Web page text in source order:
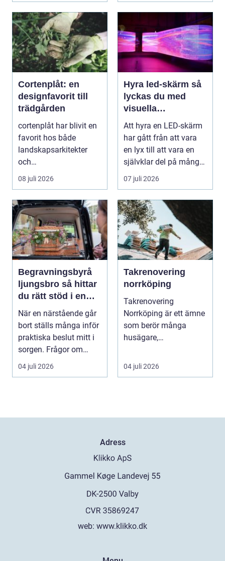
Cortenplåt: en
designfavorit till
trädgården
cortenplåt har blivit en
favorit hos både
landskapsarkitekter
och
trädgårdsentusiaster.
08 juli 2026
Hyra led-skärm så
lyckas du med
visuella
upplevelser på
event
Att hyra en LED-skärm
har gått från att vara
en lyx till att vara en
självklar del på många
event, m...
07 juli 2026
Begravningsbyrå
ljungsbro så hittar
du rätt stöd i en
svår tid
När en närstående går
bort ställs många inför
praktiska beslut mitt i
sorgen. Frågor om
ceremoni, ju...
04 juli 2026
Takrenovering
norrköping
Takrenovering
Norrköping är ett ämne
som berör många
husägare,
och fastighets...
04 juli 2026
Adress
web: www.klikko.dk